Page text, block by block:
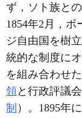
ず，ソト族と
1854年2月，
ジ自由国を樹
統的な制度に
を組み合わせ
領と行政評議
制 ）。1895年に